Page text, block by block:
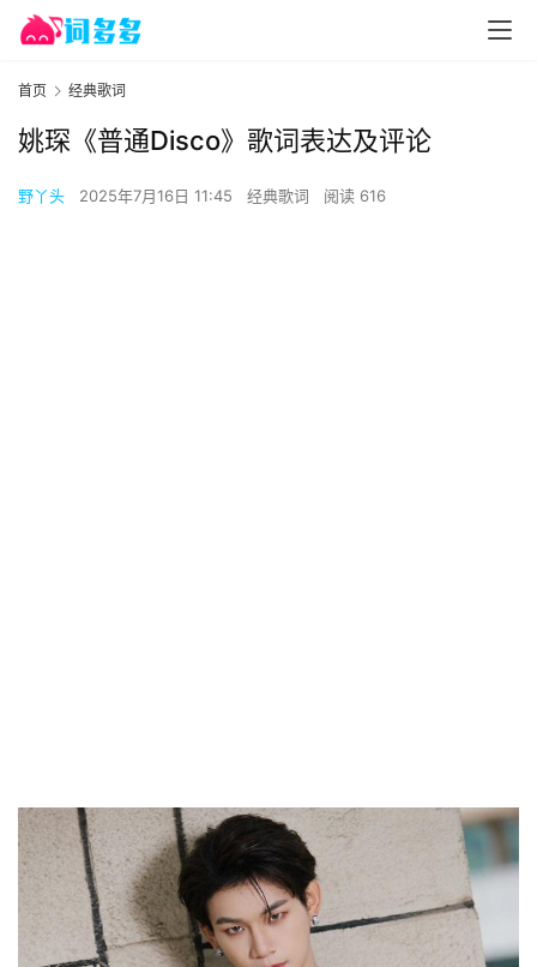
首页 经典歌词
姚琛《普通Disco》歌词表达及评论
野丫头 2025年7月16日 11:45 经典歌词 阅读 616